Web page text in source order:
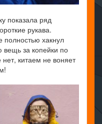
показала ряд
рукава.
полностью хакнул
вещь за копейки по
китаем не воняет